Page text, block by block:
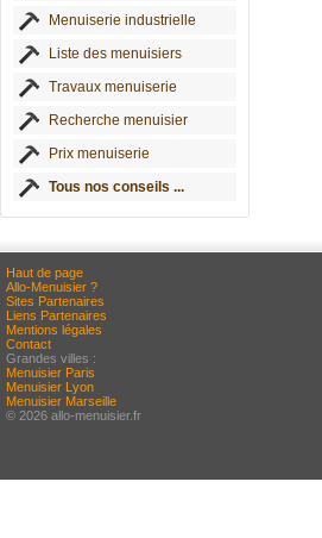
Menuiserie industrielle
Liste des menuisiers
Travaux menuiserie
Recherche menuisier
Prix menuiserie
Tous nos conseils ...
Haut de page
Allo-Menuisier ?
Sites Partenaires
Liens Partenaires
Mentions légales
Contact
Grandes villes :
Menuisier Paris
Menuisier Lyon
Menuisier Marseille
© 2026 allo-menuisier.fr